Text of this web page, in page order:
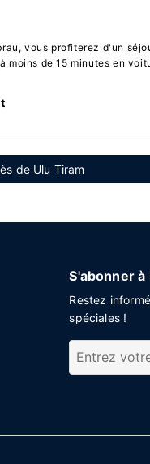
vous profiterez d'un
moins de 15 minutes en
de Ulu Tiram
S'abonner
Restez
spéciales !